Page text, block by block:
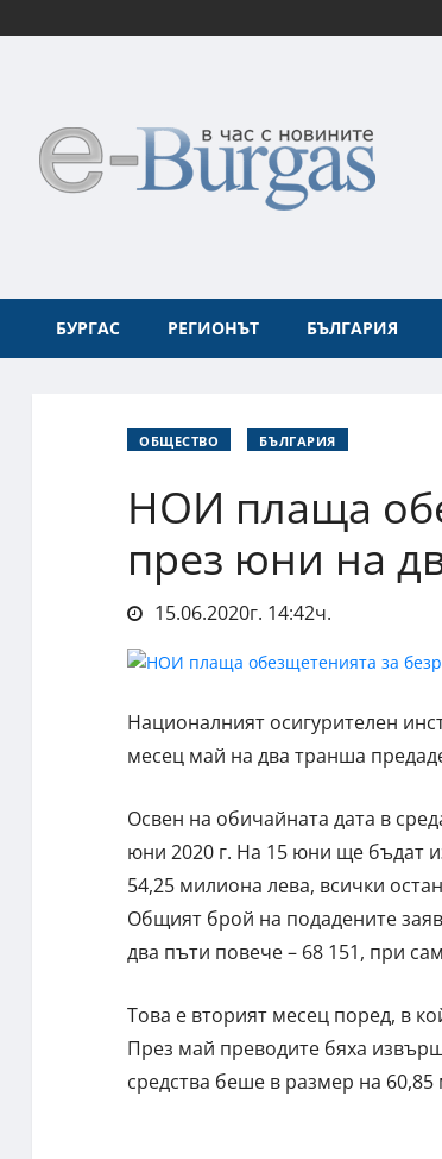
БУРГАС РЕГИОНЪТ БЪЛГАРИЯ
ОБЩЕСТВО БЪЛГАРИЯ
НОИ плаща
през юни на
15.06.2020г. 14:42ч.
Националният осигурителен
месец май на два транша
Освен на обичайната дата в
юни 2020 г. На 15 юни ще бъдат
54,25 милиона лева, всички
Общият брой на подадените
два пъти повече – 68 151, при
Това е вторият месец поред, в
През май преводите бяха
средства беше в размер на